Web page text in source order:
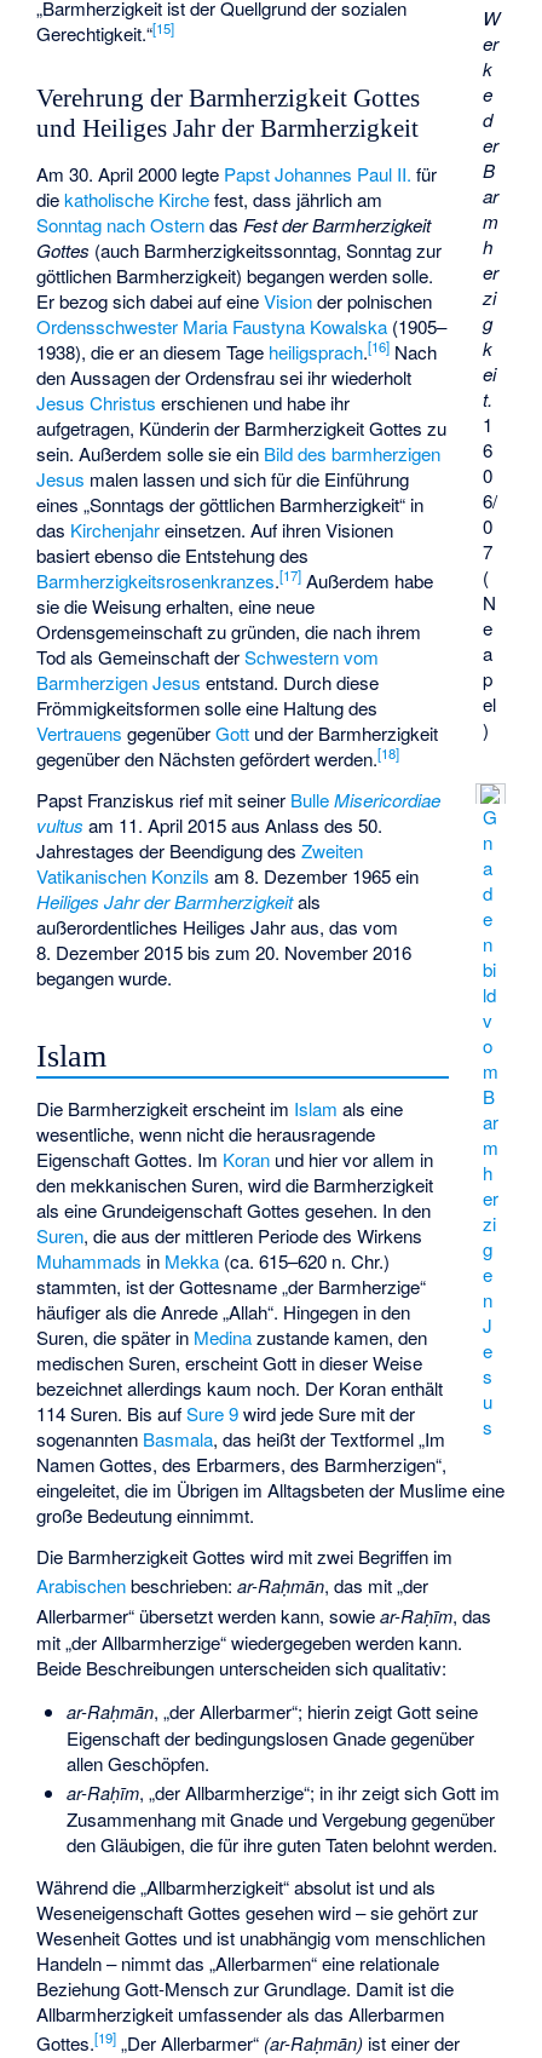
W
er
k
e
d
er
B
ar
m
h
er
zi
g
k
ei
t.
1
6
0
6/
0
7
(
N
e
a
p
el
)
„Barmherzigkeit ist der Quellgrund der sozialen
Gerechtigkeit.“[15]
Verehrung der Barmherzigkeit Gottes
und Heiliges Jahr der Barmherzigkeit
G
n
a
d
e
n
bi
ld
v
o
m
B
ar
m
h
er
zi
g
e
n
J
e
s
u
s
Am 30. April 2000 legte Papst Johannes Paul II. für
diekatholische Kirchefest, dass jährlich am
Sonntag nach Osterndas Fest der Barmherzigkeit
Gottes (auch Barmherzigkeitssonntag, Sonntag zur
göttlichen Barmherzigkeit) begangen werden solle.
Er bezog sich dabei auf eineVisionder polnischen
Ordensschwester Maria Faustyna Kowalska (1905–
1938), die er an diesem Tage heiligsprach.[16] Nach
den Aussagen der Ordensfrau sei ihr wiederholt
Jesus Christus erschienen und habe ihr
aufgetragen, Künderin der Barmherzigkeit Gottes zu
sein. Außerdem solle sie ein Bild des barmherzigen
Jesus malen lassen und sich für die Einführung
eines „Sonntags der göttlichen Barmherzigkeit“ in
das Kirchenjahreinsetzen. Auf ihren Visionen
basiert ebenso die Entstehung des
Barmherzigkeitsrosenkranzes.[17] Außerdem habe
sie die Weisung erhalten, eine neue
Ordensgemeinschaft zu gründen, die nach ihrem
Tod als Gemeinschaft derSchwestern vom
Barmherzigen Jesus entstand. Durch diese
Frömmigkeitsformen solle eine Haltung des
Vertrauens gegenüberGott und der Barmherzigkeit
gegenüber den Nächsten gefördert werden.[18]
Papst Franziskus rief mit seiner Bulle Misericordiae
vultus am 11. April 2015 aus Anlass des 50.
Jahrestages der Beendigung desZweiten
Vatikanischen Konzils am 8. Dezember 1965 ein
Heiliges Jahr der Barmherzigkeitals
außerordentliches Heiliges Jahr aus, das vom
8. Dezember 2015 bis zum 20. November 2016
begangen wurde.
Islam
Die Barmherzigkeit erscheint im Islam als eine
wesentliche, wenn nicht die herausragende
Eigenschaft Gottes. Im Koran und hier vor allem in
den mekkanischen Suren, wird die Barmherzigkeit
als eine Grundeigenschaft Gottes gesehen. In den
Suren, die aus der mittleren Periode des Wirkens
Muhammads in Mekka (ca. 615–620 n. Chr.)
stammten, ist der Gottesname „der Barmherzige“
häufiger als die Anrede „Allah“. Hingegen in den
Suren, die später in Medinazustande kamen, den
medischen Suren, erscheint Gott in dieser Weise
bezeichnet allerdings kaum noch. Der Koran enthält
114 Suren. Bis aufSure 9wird jede Sure mit der
sogenannten Basmala, das heißt der Textformel „Im
Namen Gottes, des Erbarmers, des Barmherzigen“,
eingeleitet, die im Übrigen im Alltagsbeten der Muslime eine
große Bedeutung einnimmt.
Die Barmherzigkeit Gottes wird mit zwei Begriffen im
Arabischenbeschrieben:ar-Raḥmān, das mit „der
Allerbarmer“ übersetzt werden kann, sowiear-Raḥīm, das
mit „der Allbarmherzige“ wiedergegeben werden kann.
Beide Beschreibungen unterscheiden sich qualitativ:
ar-Raḥmān, „der Allerbarmer“; hierin zeigt Gott seine
Eigenschaft der bedingungslosen Gnade gegenüber
allen Geschöpfen.
ar-Raḥīm, „der Allbarmherzige“; in ihr zeigt sich Gott im
Zusammenhang mit Gnade und Vergebung gegenüber
den Gläubigen, die für ihre guten Taten belohnt werden.
Während die „Allbarmherzigkeit“ absolut ist und als
Weseneigenschaft Gottes gesehen wird – sie gehört zur
Wesenheit Gottes und ist unabhängig vom menschlichen
Handeln – nimmt das „Allerbarmen“ eine relationale
Beziehung Gott-Mensch zur Grundlage. Damit ist die
Allbarmherzigkeit umfassender als das Allerbarmen
Gottes.[19] „Der Allerbarmer“ (ar-Raḥmān) ist einer der